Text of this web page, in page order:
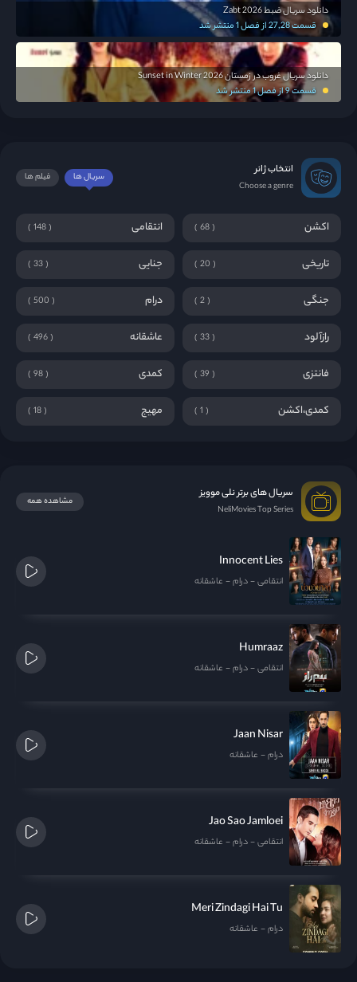
دانلود سریال ضبط Zabt 2026
قسمت 27,28 از فصل 1 منتشر شد
دانلود سریال غروب در زمستان Sunset in Winter 2026
قسمت 9 از فصل 1 منتشر شد
انتخاب ژانر
Choose a genre
فیلم ها سریال ها
اکشن 68 انتقامی 148
تاریخی 20 جنایی 33
جنگی 2 درام 500
رازآلود 33 عاشقانه 496
فانتزی 39 کمدی 98
کمدی،اکشن 1 مهیج 18
سریال های برتر نلی موویز
NeliMovies Top Series
مشاهده همه
Innocent Lies
انتقامی درام عاشقانه
Humraaz
انتقامی درام عاشقانه
Jaan Nisar
درام عاشقانه
Jao Sao Jamloei
انتقامی درام عاشقانه
Meri Zindagi Hai Tu
درام عاشقانه